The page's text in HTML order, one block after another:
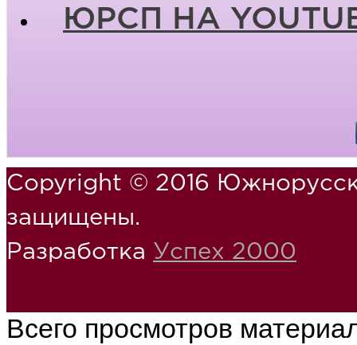
ЮРСП НА
Copyright © 2016
защищены.
Разработка Успех 2000
Всего просмотров